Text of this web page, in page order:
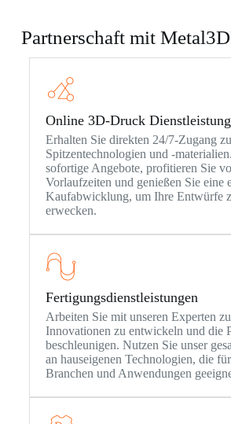
Partnerschaft mit
Online 3D-Druck
Erhalten Sie direkten 24/7-Zugang zu
Spitzentechnologien und -
sofortige Angebote, profitieren Sie
Vorlaufzeiten und genießen Sie eine
Kaufabwicklung, um Ihre Entwürfe
erwecken.
Fertigungsdienstleistungen
Arbeiten Sie mit unseren Experten
Innovationen zu entwickeln und die
beschleunigen. Nutzen Sie unser
an hauseigenen Technologien, die
Branchen und Anwendungen